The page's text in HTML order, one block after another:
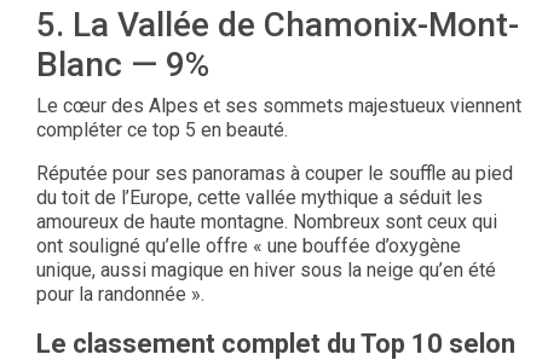
5. La Vallée de Chamonix-Mont-
Blanc — 9%
Le cœur des Alpes et ses sommets majestueux viennent
compléter ce top 5 en beauté.
Réputée pour ses panoramas à couper le souffle au pied
du toit de l’Europe, cette vallée mythique a séduit les
amoureux de haute montagne. Nombreux sont ceux qui
ont souligné qu’elle offre « une bouffée d’oxygène
unique, aussi magique en hiver sous la neige qu’en été
pour la randonnée ».
Le classement complet du Top 10 selon